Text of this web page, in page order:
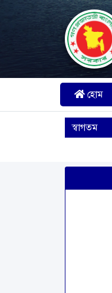
হোম
স্বাগতম